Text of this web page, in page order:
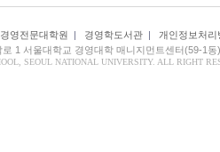
경영전문대학원 | 경영학도서관 | 개인정보처리
1 서울대학교 경영대학 매니지먼트센터(59-1
SEOUL NATIONAL UNIVERSITY. ALL RIGHT